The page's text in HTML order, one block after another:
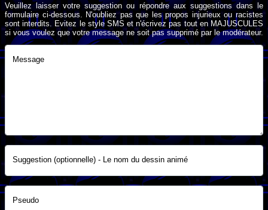
Veuillez laisser votre suggestion ou répondre aux suggestions dans le
formulaire ci-dessous. N'oubliez pas que les propos injurieux ou racistes
sont interdits. Evitez le style SMS et n'écrivez pas tout en MAJUSCULES
si vous voulez que votre message ne soit pas supprimé par le modérateur.
Message
Suggestion (optionnelle) - Le nom du dessin animé
Pseudo